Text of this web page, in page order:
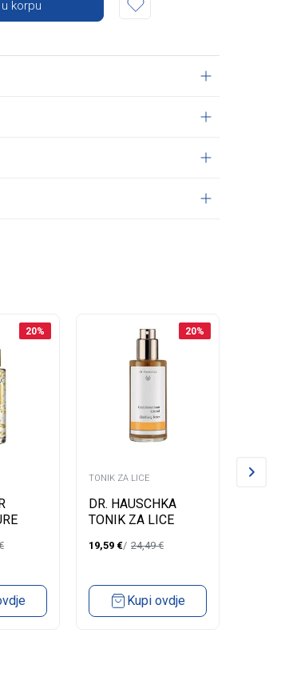
korpu
20% 20%
TONIK ZA LICE
DR. HAUSCHKA
TONIK ZA LICE
19,59 € 24,49€
Kupi ovdje
TONIK